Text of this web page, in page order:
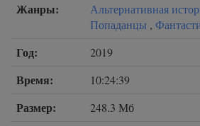
Жанры: Альтернативная
Попаданцы ,
Год: 2019
Время: 10:24:39
Размер: 248.3 Мб